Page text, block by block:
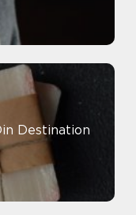
Destination